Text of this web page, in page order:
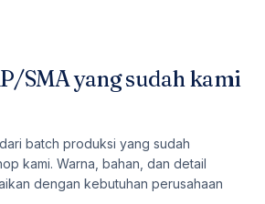
SMAyang sudah kami
batch produksi yang sudah
kami. Warna, bahan, dan detail
dengan kebutuhan perusahaan